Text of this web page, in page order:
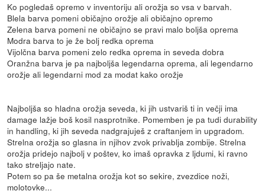
Ko pogledaš opremo v inventoriju ali orožja so vsa v barvah.
Blela barva pomeni običajno orožje ali običajno opremo
Zelena barva pomeni ne običajno se pravi malo boljša oprema
Modra barva to je že bolj redka oprema
Vijolčna barva pomeni zelo redka oprema in seveda dobra
Oranžna barva je pa najboljša legendarna oprema, ali legendarno
orožje ali legendarni mod za modat kako orožje
Najboljša so hladna orožja seveda, ki jih ustvariš ti in večji ima
damage lažje boš kosil nasprotnike. Pomemben je pa tudi durability
in handling, ki jih seveda nadgrajuješ z craftanjem in upgradom.
Strelna orožja so glasna in njihov zvok privablja zombije. Strelna
orožja pridejo najbolj v poštev, ko imaš opravka z ljdumi, ki ravno
tako streljajo nate.
Potem so pa še metalna orožja kot so sekire, zvezdice noži,
molotovke...